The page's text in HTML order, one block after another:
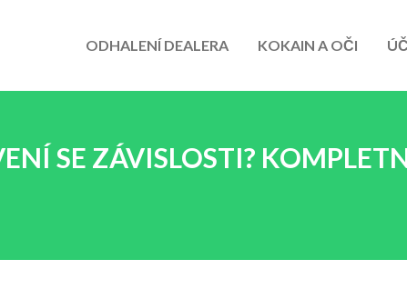
ODHALENÍ DEALERA KOKAIN A OČI
SE ZÁVISLOSTI?